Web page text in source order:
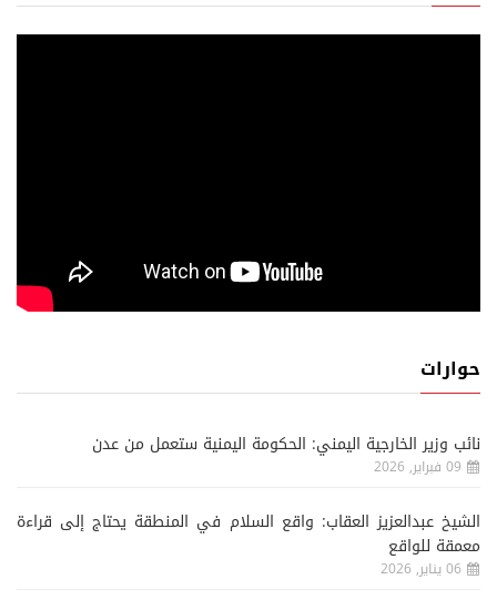
حوارات
نائب وزير الخارجية اليمني: الحكومة اليمنية ستعمل من عدن
09 فبراير, 2026
الشيخ عبدالعزيز العقاب: واقع السلام في المنطقة يحتاج إلى قراءة
معمقة للواقع
06 يناير, 2026